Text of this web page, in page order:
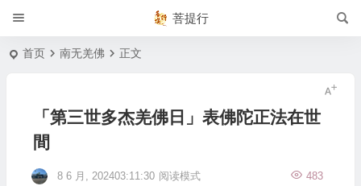
菩提行
首页 南无羌佛 正文
「第三世多杰羌佛日」表佛陀正法在世
間
8 6 月, 202403:11:30 483
阅读模式